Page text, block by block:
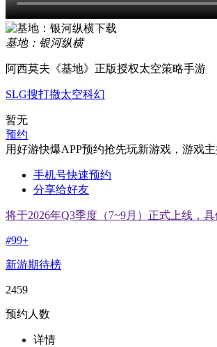
基地：银河纵横
阿西莫夫《基地》正版授权太空策略手游
SLG搜打撤太空科幻
暂无
预约
用好游快爆APP预约抢先玩新游戏，游戏
手机号快速预约
分享给好友
将于2026年Q3季度（7~9月）正式上线，
#99+
新游期待榜
2459
预约人数
详情